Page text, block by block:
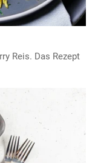
Reis. Das Rezept